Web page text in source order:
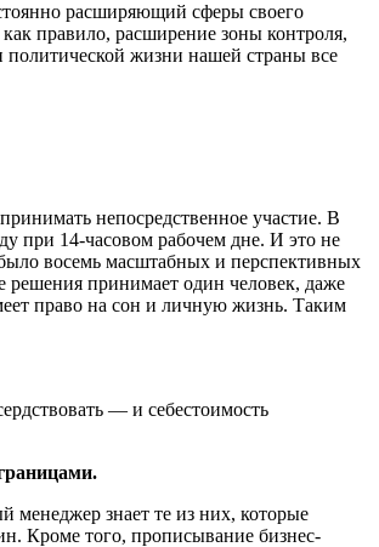
расширяющий сферы своего
правило, расширение зоны контроля,
жизни нашей страны все
непосредственное участие. В
при 14-часовом рабочем дне. И это не
восемь масштабных и перспективных
решения принимает один человек, даже
право на сон и личную жизнь. Таким
— и себестоимость
менеджер знает те из них, которые
Кроме того, прописывание бизнес-